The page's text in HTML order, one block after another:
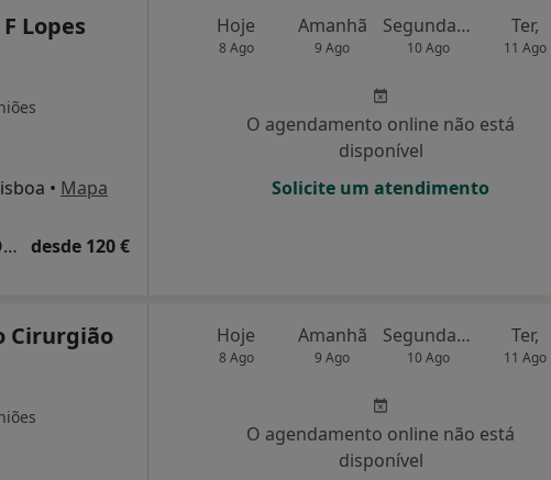
Lopes
• Mapa
Primeira consulta Ginecologia - Obstetricia desde 120 €
Hoje
8 Ago
Amanhã
9 Ago
Segunda-feira
10 Ago
Ter,
11 Ago
O agendamento online não está
disponível
Solicite um atendimento
Cirurgião Hoje
8 Ago
Amanhã
9 Ago
Segunda-feira
10 Ago
Ter,
11 Ago
O agendamento online não está
disponível